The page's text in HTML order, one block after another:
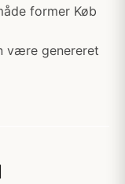
former Køb
være genereret